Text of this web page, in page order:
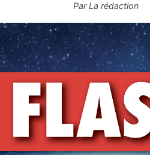
ParLa rédaction